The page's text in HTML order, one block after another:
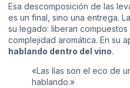
Esa descomposición de las
es un final, sino una entrega.
su legado: liberan
complejidad aromática. En su
hablando dentro del vino.
«Las lías son el eco de
hablando.»